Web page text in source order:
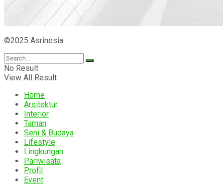
©2025 Asrinesia
No Result
View All Result
Home
Arsitektur
Interior
Taman
Seni & Budaya
Lifestyle
Lingkungan
Pariwisata
Profil
Event